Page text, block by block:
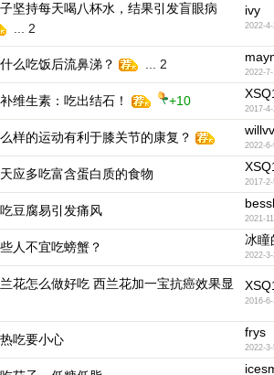
坚持每天喝八杯水，结果引发盲眼病
2
ivy
2022-
么吃饭后流鼻涕？ 2
2022-
维生素：吃出结石！ +10
2017-
样的运动有利于膝关节的康复？
2022-6-
应多吃富含蛋白质的食物
2017-2-
豆腐易引发痛风
2021-
人不宜吃螃蟹？ 冰瞳
2022-
花怎么做好吃 西兰花加一宝抗癌效果显
2016-
吃要小心 frys
2022-3-